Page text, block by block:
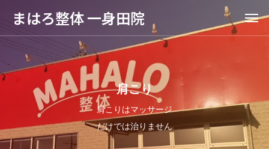
まはろ整体 一身田院
肩こり
肩こりはマッサージ
だけでは治りません